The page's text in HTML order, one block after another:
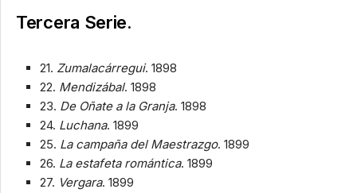
Tercera Serie.
21. Zumalacárregui. 1898
22. Mendizábal. 1898
23. De Oñate a la Granja. 1898
24. Luchana. 1899
25. La campaña del Maestrazgo. 1899
26. La estafeta romántica. 1899
27. Vergara. 1899